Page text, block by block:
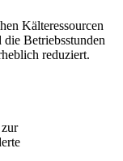
Kälteressourcen
Betriebsstunden
reduziert.